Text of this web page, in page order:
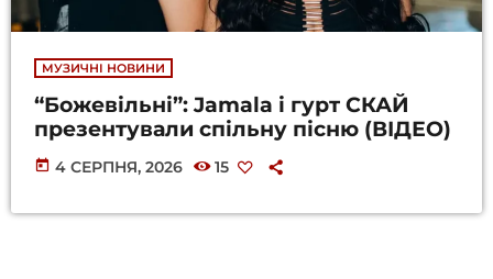
МУЗИЧНІ НОВИНИ
“Божевільні”: Jamala і гурт СКАЙ
презентували спільну пісню (ВІДЕО)
today 4 СЕРПНЯ, 2026 15